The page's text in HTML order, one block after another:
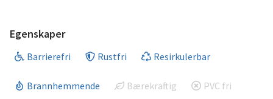
Egenskaper
Barrierefri Rustfri Resirkulerbar
Brannhemmende Bærekraftig PVC fri